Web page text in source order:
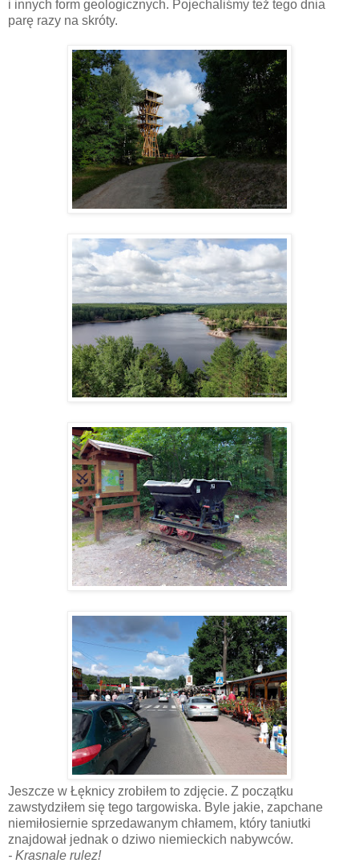
i innych form geologicznych. Pojechaliśmy też tego dnia
parę razy na skróty.
Jeszcze w Łęknicy zrobiłem to zdjęcie. Z początku
zawstydziłem się tego targowiska. Byle jakie, zapchane
niemiłosiernie sprzedawanym chłamem, który taniutki
znajdował jednak o dziwo niemieckich nabywców.
- Krasnale rulez!